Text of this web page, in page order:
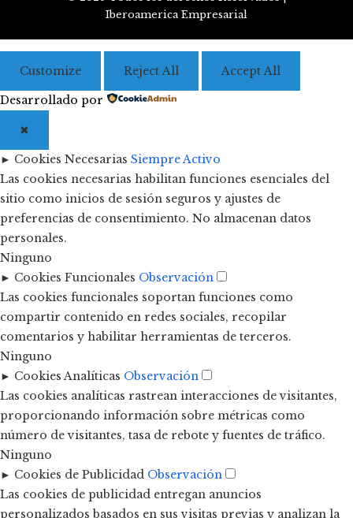
Iberoamerica Empresarial
Customize Reject All Accept All
Desarrollado por
✖
► Cookies Necesarias Siempre Activo
Las cookies necesarias habilitan funciones esenciales del
sitio como inicios de sesión seguros y ajustes de
preferencias de consentimiento. No almacenan datos
personales.
Ninguno
► Cookies Funcionales Observación
Las cookies funcionales soportan funciones como
compartir contenido en redes sociales, recopilar
comentarios y habilitar herramientas de terceros.
Ninguno
► Cookies Analíticas Observación
Las cookies analíticas rastrean interacciones de visitantes,
proporcionando información sobre métricas como
número de visitantes, tasa de rebote y fuentes de tráfico.
Ninguno
► Cookies de Publicidad Observación
Las cookies de publicidad entregan anuncios
personalizados basados en sus visitas previas y analizan la